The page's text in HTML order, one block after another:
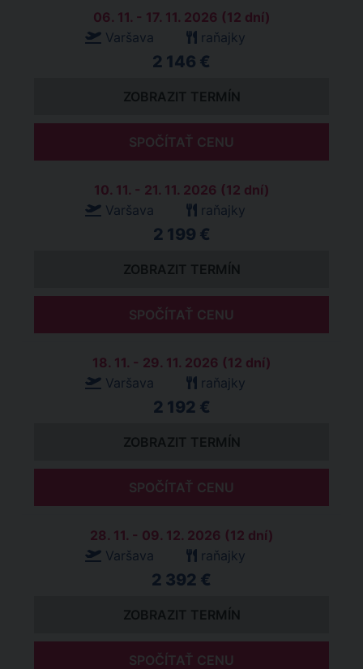
06. 11. - 17. 11. 2026 (12 dní)
Varšava
raňajky
2 146 €
ZOBRAZIT TERMÍN
SPOČÍTAŤ CENU
10. 11. - 21. 11. 2026 (12 dní)
Varšava
raňajky
2 199 €
ZOBRAZIT TERMÍN
SPOČÍTAŤ CENU
18. 11. - 29. 11. 2026 (12 dní)
Varšava
raňajky
2 192 €
ZOBRAZIT TERMÍN
SPOČÍTAŤ CENU
28. 11. - 09. 12. 2026 (12 dní)
Varšava
raňajky
2 392 €
ZOBRAZIT TERMÍN
SPOČÍTAŤ CENU